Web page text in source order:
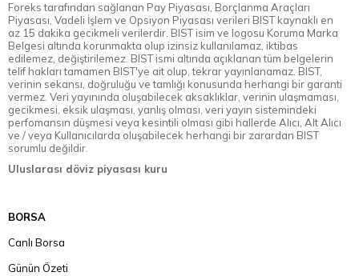
Foreks tarafından sağlanan Pay Piyasası, Borçlanma Araçları
Piyasası, Vadeli İşlem ve Opsiyon Piyasası verileri BIST kaynaklı en
az 15 dakika gecikmeli verilerdir. BIST isim ve logosu Koruma Marka
Belgesi altında korunmakta olup izinsiz kullanılamaz, iktibas
edilemez, değiştirilemez. BIST ismi altında açıklanan tüm belgelerin
telif hakları tamamen BIST'ye ait olup, tekrar yayınlanamaz. BIST,
verinin sekansı, doğruluğu ve tamlığı konusunda herhangi bir garanti
vermez. Veri yayınında oluşabilecek aksaklıklar, verinin ulaşmaması,
gecikmesi, eksik ulaşması, yanlış olması, veri yayın sistemindeki
perfomansın düşmesi veya kesintili olması gibi hallerde Alıcı, Alt Alıcı
ve / veya Kullanıcılarda oluşabilecek herhangi bir zarardan BIST
sorumlu değildir.
Uluslarası döviz piyasası kuru
BORSA
Canlı Borsa
Günün Özeti